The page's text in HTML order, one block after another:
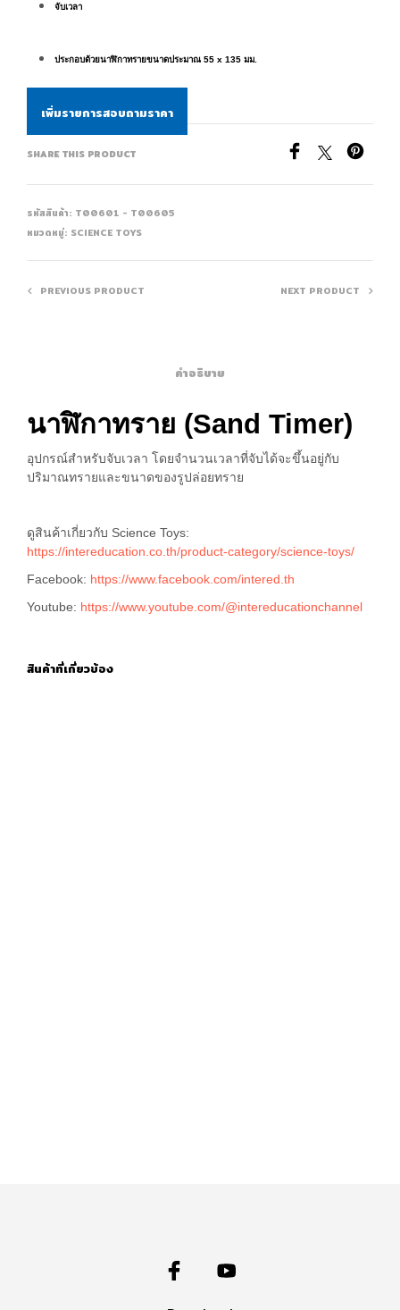
จับเวลา
ประกอบด้วยนาฬิกาทรายขนาดประมาณ55 x 135 มม.
เพิ่มรายการสอบถามราคา
SHARE THIS PRODUCT
รหัสสินค้า: T00601 - T00605
หมวดหมู่: SCIENCE TOYS
PREVIOUS PRODUCT NEXT PRODUCT
คำอธิบาย
นาฬิกาทราย (Sand Timer)
อุปกรณ์สำหรับจับเวลา โดยจำนวนเวลาที่จับได้จะขึ้นอยู่กับ
ปริมาณทรายและขนาดของรูปล่อยทราย
ดูสินค้าเกี่ยวกับ Science Toys:
https://intereducation.co.th/product-category/science-toys/
Facebook: https://www.facebook.com/intered.th
Youtube: https://www.youtube.com/@intereducationchannel
สินค้าที่เกี่ยวข้อง